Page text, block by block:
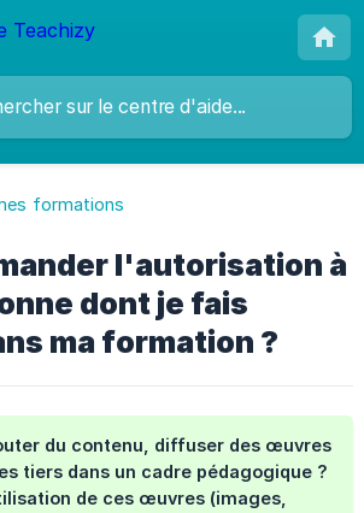
formations
l'autorisation à
dont je fais
ma formation ?
du contenu, diffuser des œuvres
tiers dans un cadre pédagogique ?
de ces œuvres (images,